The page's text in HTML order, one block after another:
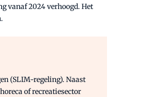
vanaf 2024 verhoogd. Het
(SLIM-regeling). Naast
of recreatiesector